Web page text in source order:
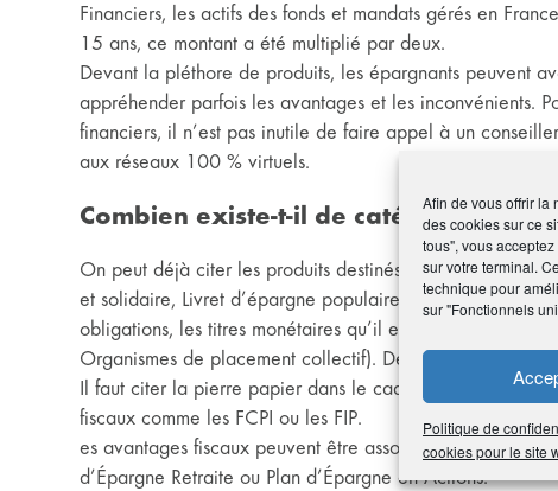
Afin de vous offrir la
des cookies sur ce
tous", vous
sur votre terminal.
technique pour
sur "Fonctionnels
Politique de
cookies pour le site
Financiers, les actifs des fonds et mandats gérés en
15 ans, ce montant a été multiplié par deux.
Devant la pléthore de produits, les épargnants peuvent
appréhender parfois les avantages et les inconvénients.
financiers, il n’est pas inutile de faire appel à un
aux réseaux 100 % virtuels.
Combien existe-t-il de catégories de
On peut déjà citer les produits destinés à l’épargne de
et solidaire, Livret d’épargne populaire, Livret Jeunes,
obligations, les titres monétaires qu’il est possible
Organismes de placement collectif). Des milliers de fonds
Il faut citer la pierre papier dans le cadre par exemple
fiscaux comme les FCPI ou les FIP.
es avantages fiscaux peuvent être associés à la
d’Épargne Retraite ou Plan d’Épargne en Actions.